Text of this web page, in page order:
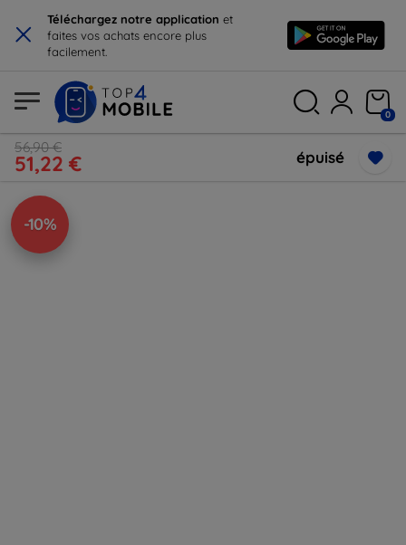
× Téléchargez notre application et
faites vos achats encore plus
facilement.
0
56,90 €
51,22 € épuisé
-10%